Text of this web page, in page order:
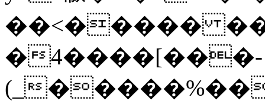
��<�����
�4����[���-
(_